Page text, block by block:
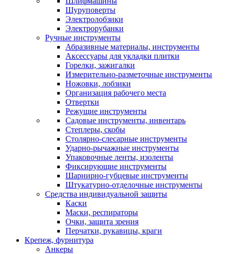
Шуруповерты
Электролобзики
Электрорубанки
Ручные инструменты
Абразивные материалы, инструменты
Аксессуары для укладки плитки
Горелки, зажигалки
Измерительно-разметочные инструменты
Ножовки, лобзики
Организация рабочего места
Отвертки
Режущие инструменты
Садовые инструменты, инвентарь
Степлеры, скобы
Столярно-слесарные инструменты
Ударно-рычажные инструменты
Упаковочные ленты, изоленты
Фиксирующие инструменты
Шарнирно-губцевые инструменты
Штукатурно-отделочные инструменты
Средства индивидуальной защиты
Каски
Маски, респираторы
Очки, защита зрения
Перчатки, рукавицы, краги
Крепеж, фурнитура
Анкеры